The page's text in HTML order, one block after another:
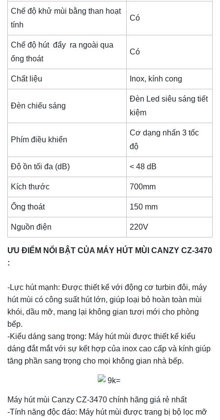
Chế độ khử mùi bằng than hoạt
tính
Có
Chế độ hút đẩy ra ngoài qua
ống thoát
Có
Chất liệu Inox, kính cong
Đèn chiếu sáng
Đèn Led siêu sáng tiết
kiệm
Phím điều khiển
Cơ dạng nhấn 3 tốc
độ
Độ ồn tối đa (dB) < 48 dB
Kích thước 700mm
Ống thoát 150 mm
Nguồn điện 220V
ƯU ĐIỂM NỔI BẬT CỦA MÁY HÚT MÙI CANZY CZ-3470
:
-Lực hút mạnh: Được thiết kế với động cơ turbin đôi, máy
hút mùi có công suất hút lớn, giúp loại bỏ hoàn toàn mùi
khói, dầu mỡ, mang lại không gian tươi mới cho phòng
bếp.
-Kiểu dáng sang trọng: Máy hút mùi được thiết kế kiểu
dáng đắt mắt với sự kết hợp của inox cao cấp và kính giúp
tăng phần sang trọng cho mọi không gian nhà bếp.
Máy hút mùi Canzy CZ-3470 chính hãng giá rẻ nhất
-Tính năng độc đáo: Máy hút mùi được trang bị bộ lọc mỡ